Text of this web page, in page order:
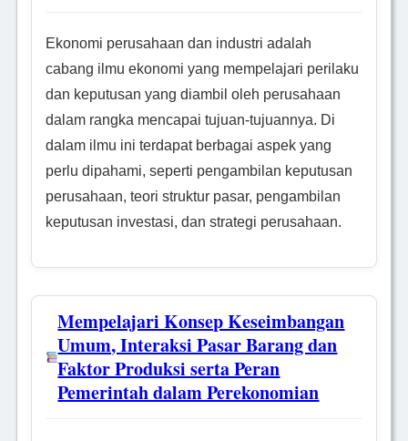
Ekonomi perusahaan dan industri adalah
cabang ilmu ekonomi yang mempelajari perilaku
dan keputusan yang diambil oleh perusahaan
dalam rangka mencapai tujuan-tujuannya. Di
dalam ilmu ini terdapat berbagai aspek yang
perlu dipahami, seperti pengambilan keputusan
perusahaan, teori struktur pasar, pengambilan
keputusan investasi, dan strategi perusahaan.
Mempelajari Konsep Keseimbangan
Umum, Interaksi Pasar Barang dan
Faktor Produksi serta Peran
Pemerintah dalam Perekonomian